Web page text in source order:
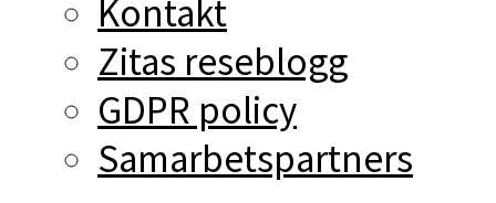
Kontakt
Zitas reseblogg
GDPR policy
Samarbetspartners